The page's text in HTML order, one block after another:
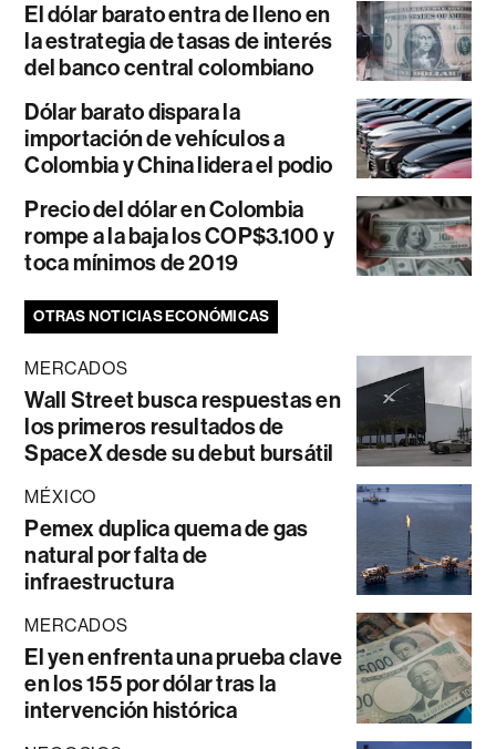
El dólar barato entra de lleno en
la estrategia de tasas de interés
del banco central colombiano
Dólar barato dispara la
importación de vehículos a
Colombia y China lidera el podio
Precio del dólar en Colombia
rompe a la baja los COP$3.100 y
toca mínimos de 2019
OTRAS NOTICIAS ECONÓMICAS
MERCADOS
Wall Street busca respuestas en
los primeros resultados de
SpaceX desde su debut bursátil
MÉXICO
Pemex duplica quema de gas
natural por falta de
infraestructura
MERCADOS
El yen enfrenta una prueba clave
en los 155 por dólar tras la
intervención histórica